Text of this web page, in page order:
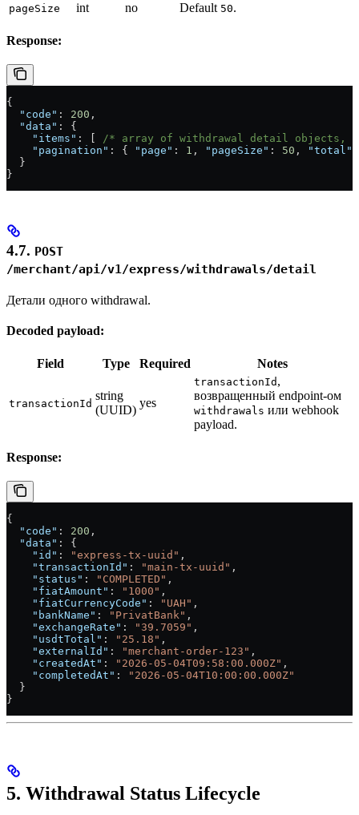
pageSize int no Default 50.
Response:
{
  "code"
: 200 ,
  "data"
: {
    "items"
: [ /* array of withdrawal detail objects,
    "pagination"
: { "page" : 1 , "pageSize" : 50 , "total"
  }
}
4.7. POST
/merchant/api/v1/express/withdrawals/detail
Детали одного withdrawal.
Decoded payload:
Field Type Required Notes
transactionId
string
(UUID)
yes
transactionId ,
возвращенный endpoint-ом
withdrawals или webhook
payload.
Response:
{
  "code"
: 200 ,
  "data"
: {
    "id"
: "express-tx-uuid" ,
    "transactionId"
: "main-tx-uuid" ,
    "status"
: "COMPLETED" ,
    "fiatAmount"
: "1000" ,
    "fiatCurrencyCode"
: "UAH" ,
    "bankName"
: "PrivatBank" ,
    "exchangeRate"
: "39.7059" ,
    "usdtTotal"
: "25.18" ,
    "externalId"
: "merchant-order-123" ,
    "createdAt"
: "2026-05-04T09:58:00.000Z" ,
    "completedAt"
:
"2026-05-04T10:00:00.000Z"
  }
}
5. Withdrawal Status Lifecycle